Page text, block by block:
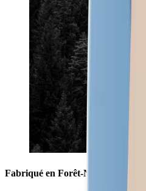
Fabriqué en Forêt-Noire